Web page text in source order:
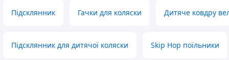
Підсклянник Гачки для коляски Дитяче ковдру
Підсклянник для дитячої коляски Skip Hop поїльники